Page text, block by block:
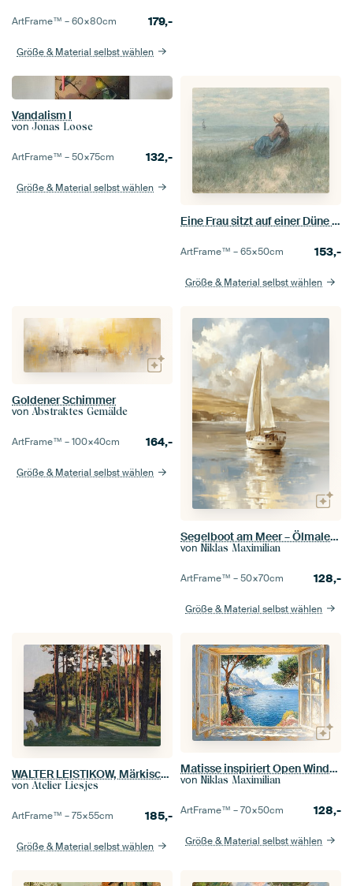
ArtFrame™ –60×80cm 179,-
Größe & Material selbst wählen
Vandalism I
von Jonas Loose
ArtFrame™ –50×75cm 132,-
Größe & Material selbst wählen
Eine Frau sitzt auf einer Düne und schaut aufs Meer hinaus, Jozef Israëls
ArtFrame™ –65×50cm 153,-
Größe & Material selbst wählen
Goldener Schimmer
von Abstraktes Gemälde
ArtFrame™ –100×40cm 164,-
Größe & Material selbst wählen
Segelboot am Meer – Ölmalerei
von Niklas Maximilian
ArtFrame™ –50×70cm 128,-
Größe & Material selbst wählen
WALTER LEISTIKOW, Märkische Landschaft, um 1900
von Atelier Liesjes
ArtFrame™ –75×55cm 185,-
Größe & Material selbst wählen
Matisse inspiriert Open Window See
von Niklas Maximilian
ArtFrame™ –70×50cm 128,-
Größe & Material selbst wählen